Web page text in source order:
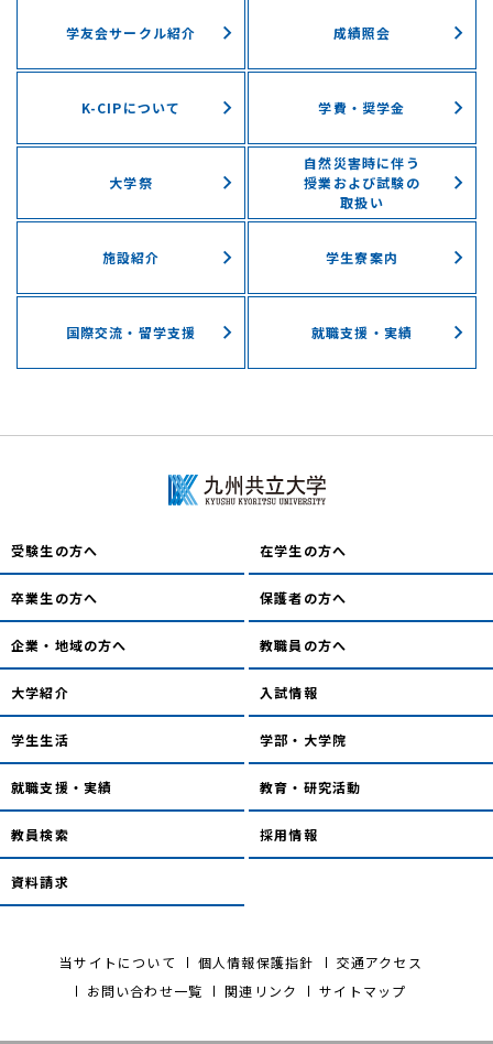
学友会サークル紹介 成績照会
K-CIPについて 学費・奨学⾦
⼤学祭
自然災害時に伴う
授業および試験の
取扱い
施設紹介 学⽣寮案内
国際交流・留学⽀援 就職支援・実績
受験生の方へ 在学生の方へ
卒業生の方へ 保護者の方へ
企業・地域の方へ 教職員の方へ
大学紹介 入試情報
学生生活 学部・大学院
就職支援・実績 教育・研究活動
教員検索 採用情報
資料請求
当サイトについて 個人情報保護指針
交通アクセス
お問い合わせ一覧
関連リンク サイトマップ